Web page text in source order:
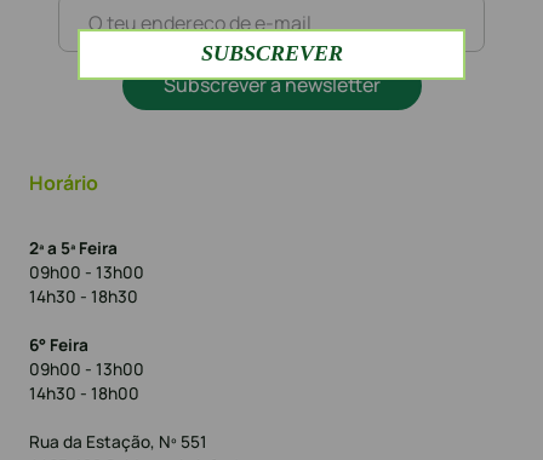
Subscrever a newsletter
Horário
2ª a 5ª Feira
09h00 - 13h00
14h30 - 18h30
6° Feira
09h00 - 13h00
14h30 - 18h00
Rua da Estação, Nº 551